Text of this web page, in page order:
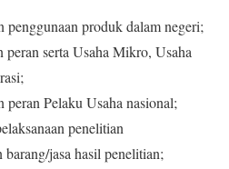
penggunaan produk dalam negeri;
peran serta Usaha Mikro, Usaha
peran Pelaku Usaha nasional;
penelitian
barang/jasa hasil penelitian;